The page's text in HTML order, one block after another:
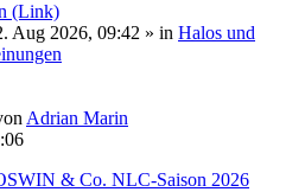
(Link)
Aug 2026, 09:42 » in Halos und
Adrian Marin
& Co. NLC-Saison 2026